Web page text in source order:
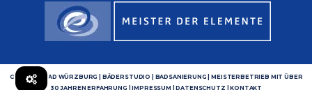
CONZEPT BAD WÜRZBURG | BÄDERSTUDIO | BADSANIERUNG | MEISTERBETRIEB MIT ÜBER
30 JAHREN ERFAHRUNG |IMPRESSUM |DATENSCHUTZ |KONTAKT